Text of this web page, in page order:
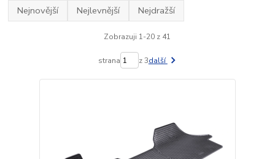
Nejnovější Nejlevnější Nejdražší
Zobrazuji 1-20 z 41
strana z 3další